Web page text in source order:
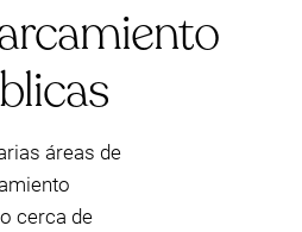
áreas de
cerca de